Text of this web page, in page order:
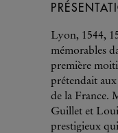
Lyon, 1544,
mémorables
première
prétendait
de la France.
Guillet et
prestigieux